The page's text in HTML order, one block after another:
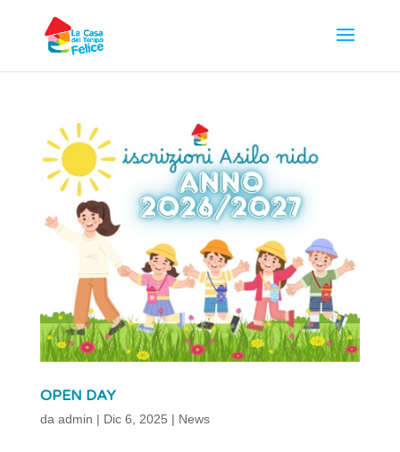
OPEN DAY
da admin | Dic 6, 2025 | News